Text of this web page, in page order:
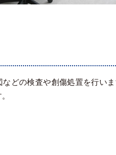
などの検査や創傷処置を行い